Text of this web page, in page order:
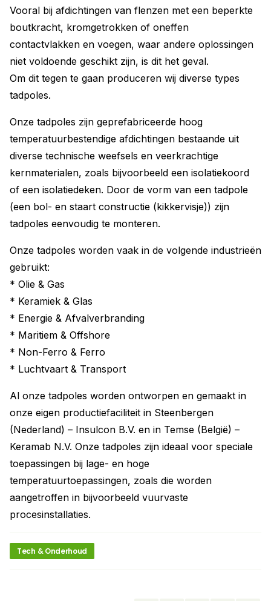
Vooral bij afdichtingen van flenzen met een beperkte
boutkracht, kromgetrokken of oneffen
contactvlakken en voegen, waar andere oplossingen
niet voldoende geschikt zijn, is dit het geval.
Om dit tegen te gaan produceren wij diverse types
tadpoles.
Onze tadpoles zijn geprefabriceerde hoog
temperatuurbestendige afdichtingen bestaande uit
diverse technische weefsels en veerkrachtige
kernmaterialen, zoals bijvoorbeeld een isolatiekoord
of een isolatiedeken. Door de vorm van een tadpole
(een bol- en staart constructie (kikkervisje)) zijn
tadpoles eenvoudig te monteren.
Onze tadpoles worden vaak in de volgende industrieën
gebruikt:
* Olie & Gas
* Keramiek & Glas
* Energie & Afvalverbranding
* Maritiem & Offshore
* Non-Ferro & Ferro
* Luchtvaart & Transport
Al onze tadpoles worden ontworpen en gemaakt in
onze eigen productiefaciliteit in Steenbergen
(Nederland) – Insulcon B.V. en in Temse (België) –
Keramab N.V. Onze tadpoles zijn ideaal voor speciale
toepassingen bij lage- en hoge
temperatuurtoepassingen, zoals die worden
aangetroffen in bijvoorbeeld vuurvaste
procesinstallaties.
Tech & Onderhoud